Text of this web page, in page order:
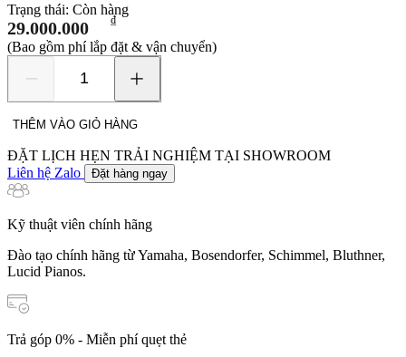
Trạng thái: Còn hàng
29.000.000 ₫
(Bao gồm phí lắp đặt & vận chuyển)
KR27
Dw
số
lượng
THÊM VÀO GIỎ HÀNG
ĐẶT LỊCH HẸN TRẢI NGHIỆM TẠI SHOWROOM
Liên hệ Zalo
Đặt hàng ngay
Kỹ thuật viên chính hãng
Đào tạo chính hãng từ Yamaha, Bosendorfer, Schimmel, Bluthner,
Lucid Pianos.
Trả góp 0% - Miễn phí quẹt thẻ